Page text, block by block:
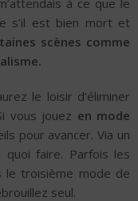
s’il est bien mort et
scènes comme
le loisir d’éliminer
vous jouez en mode
pour avancer. Via un
quoi faire. Parfois les
le troisième mode de
seul.